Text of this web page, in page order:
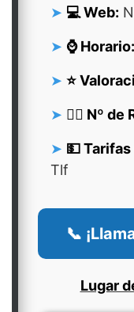
💻 Web:
⌚ Horario:
⭐
👍🏻 Nº
💵
Tlf
📞
Lugar